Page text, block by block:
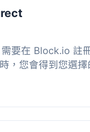
要在 Block.io 註
，您會得到您選